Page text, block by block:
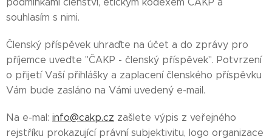
souhlasím s nimi.
Členský příspěvek uhraďte na účet a do zprávy pro
příjemce uveďte "ČAKP - členský příspěvek". Potvrzení
o přijetí Vaší přihlášky a zaplacení členského příspěvku
Vám bude zasláno na Vámi uvedený e-mail.
Na e-mal: info@cakp.cz zašlete výpis z veřejného
rejstříku prokazující právní subjektivitu, logo organizace